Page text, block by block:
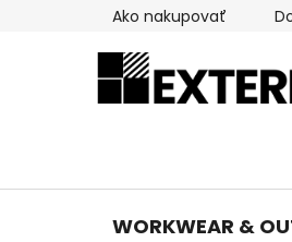
Ako nakupovať
WORKWEAR &